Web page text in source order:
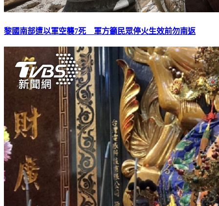
黎國南部遭以軍空襲7死 軍方籲民眾停火生效前勿南返